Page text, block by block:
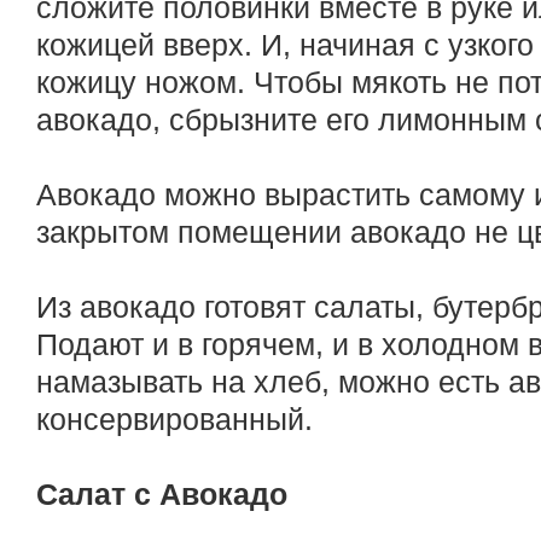
сложите половинки вместе в руке
кожицей вверх. И, начиная с
кожицу ножом. Чтобы мякоть не
авокадо, сбрызните его лимонным
Авокадо можно вырастить самому
закрытом помещении авокадо не
Из авокадо готовят салаты,
Подают и в горячем, и в холодном
намазывать на хлеб, можно есть
консервированный.
Салат с Авокадо